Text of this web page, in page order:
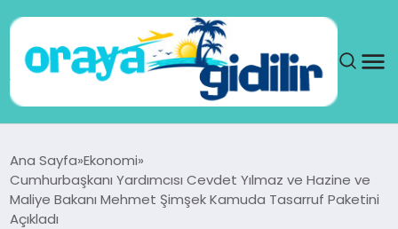
SAĞLIK
Ana Sayfa Ekonomi
Cumhurbaşkanı Yardımcısı Cevdet Yılmaz ve Hazine ve
Maliye Bakanı Mehmet Şimşek Kamuda Tasarruf Paketini
Açıkladı